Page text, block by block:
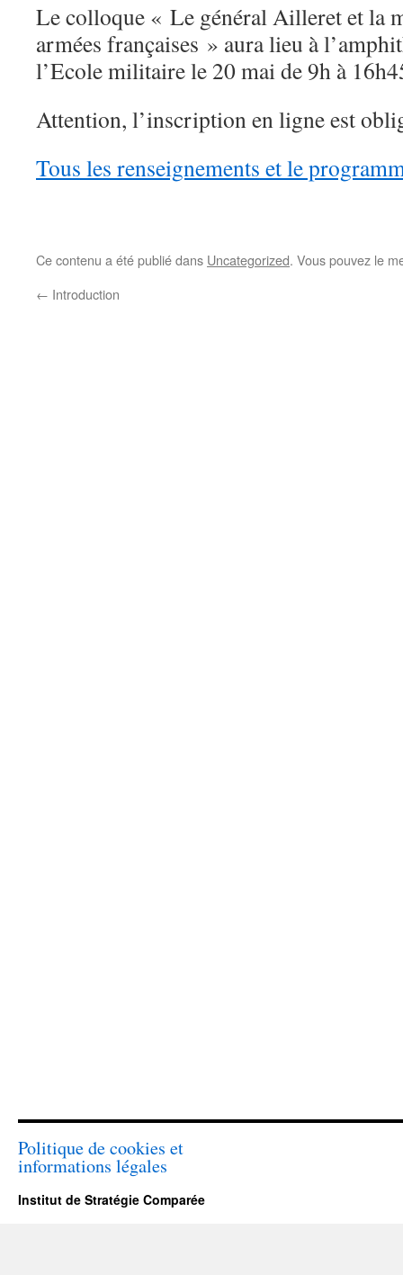
Le colloque « Le général Ailleret et la
armées françaises » aura lieu à
l’Ecole militaire le 20 mai de 9h à
Attention, l’inscription en ligne est
Tous les renseignements et le
Ce contenu a été publié dans Uncategorized. Vous pouvez le
← Introduction
Politique de cookies et
informations légales
Institut de Stratégie Comparée